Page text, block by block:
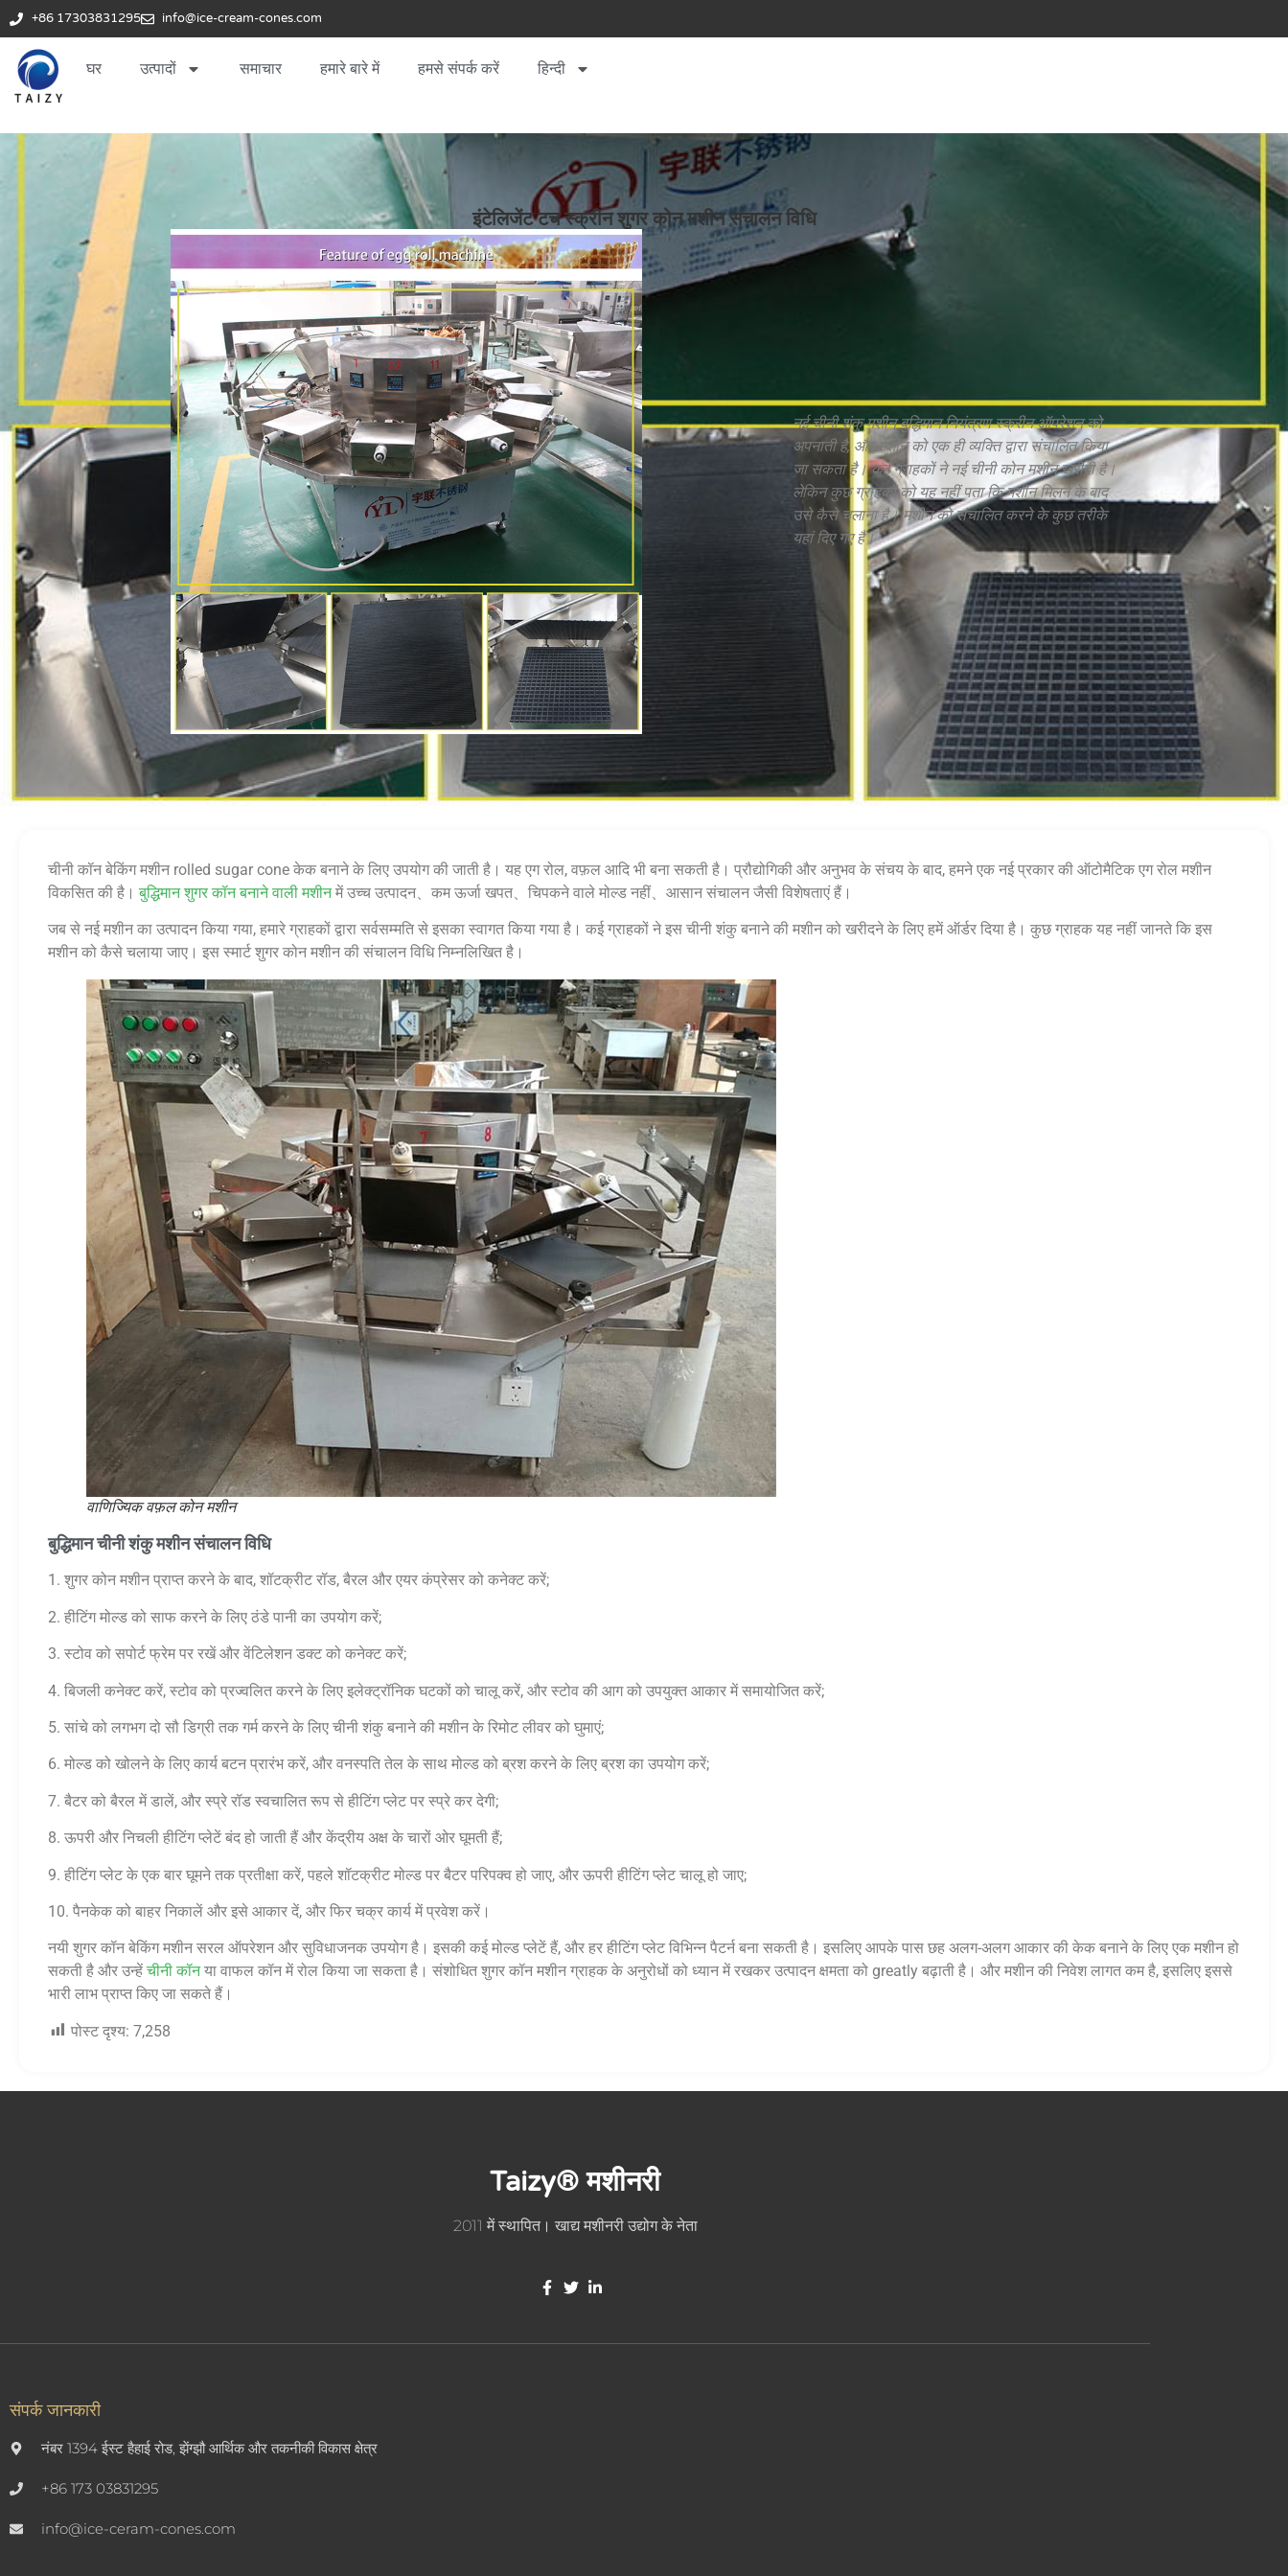
+86 17303831295 info@ice-cream-cones.com
घर उत्पादों समाचार हमारे बारे में हमसे संपर्क करें हिन्दी
इंटेलिजेंट टच स्क्रीन शुगर कोन मशीन संचालन विधि
नई चीनी शंकु मशीन बुद्धिमान नियंत्रण स्क्रीन ऑपरेशन को
अपनाती है, और मशीन को एक ही व्यक्ति द्वारा संचालित किया
जा सकता है। कई ग्राहकों ने नई चीनी कोन मशीन खरीदी है।
लेकिन कुछ ग्राहकों को यह नहीं पता कि मशीन मिलने के बाद
उसे कैसे चलाना है। मशीन को संचालित करने के कुछ तरीके
यहां दिए गए हैं।
चीनी कॉन बेकिंग मशीन rolled sugar cone केक बनाने के लिए उपयोग की जाती है। यह एग रोल, वफ़ल आदि भी बना सकती है। प्रौद्योगिकी और अनुभव के संचय के बाद, हमने एक नई प्रकार की ऑटोमैटिक एग रोल मशीन
विकसित की है।बुद्धिमान शुगर कॉन बनाने वाली मशीनमें उच्च उत्पादन、कम ऊर्जा खपत、चिपकने वाले मोल्ड नहीं、आसान संचालन जैसी विशेषताएं हैं।
जब से नई मशीन का उत्पादन किया गया, हमारे ग्राहकों द्वारा सर्वसम्मति से इसका स्वागत किया गया है। कई ग्राहकों ने इस चीनी शंकु बनाने की मशीन को खरीदने के लिए हमें ऑर्डर दिया है। कुछ ग्राहक यह नहीं जानते कि इस
मशीन को कैसे चलाया जाए। इस स्मार्ट शुगर कोन मशीन की संचालन विधि निम्नलिखित है।
वाणिज्यिक वफ़ल कोन मशीन
बुद्धिमान चीनी शंकु मशीन संचालन विधि
1. शुगर कोन मशीन प्राप्त करने के बाद, शॉटक्रीट रॉड, बैरल और एयर कंप्रेसर को कनेक्ट करें;
2. हीटिंग मोल्ड को साफ करने के लिए ठंडे पानी का उपयोग करें;
3. स्टोव को सपोर्ट फ्रेम पर रखें और वेंटिलेशन डक्ट को कनेक्ट करें;
4. बिजली कनेक्ट करें, स्टोव को प्रज्वलित करने के लिए इलेक्ट्रॉनिक घटकों को चालू करें, और स्टोव की आग को उपयुक्त आकार में समायोजित करें;
5. सांचे को लगभग दो सौ डिग्री तक गर्म करने के लिए चीनी शंकु बनाने की मशीन के रिमोट लीवर को घुमाएं;
6. मोल्ड को खोलने के लिए कार्य बटन प्रारंभ करें, और वनस्पति तेल के साथ मोल्ड को ब्रश करने के लिए ब्रश का उपयोग करें;
7. बैटर को बैरल में डालें, और स्प्रे रॉड स्वचालित रूप से हीटिंग प्लेट पर स्प्रे कर देगी;
8. ऊपरी और निचली हीटिंग प्लेटें बंद हो जाती हैं और केंद्रीय अक्ष के चारों ओर घूमती हैं;
9. हीटिंग प्लेट के एक बार घूमने तक प्रतीक्षा करें, पहले शॉटक्रीट मोल्ड पर बैटर परिपक्व हो जाए, और ऊपरी हीटिंग प्लेट चालू हो जाए;
10. पैनकेक को बाहर निकालें और इसे आकार दें, और फिर चक्र कार्य में प्रवेश करें।
नयी शुगर कॉन बेकिंग मशीन सरल ऑपरेशन और सुविधाजनक उपयोग है। इसकी कई मोल्ड प्लेटें हैं, और हर हीटिंग प्लेट विभिन्न पैटर्न बना सकती है। इसलिए आपके पास छह अलग-अलग आकार की केक बनाने के लिए एक मशीन हो
सकती है और उन्हेंचीनी कॉनया वाफल कॉन में रोल किया जा सकता है। संशोधित शुगर कॉन मशीन ग्राहक के अनुरोधों को ध्यान में रखकर उत्पादन क्षमता को greatly बढ़ाती है। और मशीन की निवेश लागत कम है, इसलिए इससे
भारी लाभ प्राप्त किए जा सकते हैं।
पोस्ट दृश्य: 7,258
Taizy® मशीनरी
2011 में स्थापित। खाद्य मशीनरी उद्योग के नेता
संपर्क जानकारी
नंबर 1394 ईस्ट हैहाई रोड, झेंग्झौ आर्थिक और तकनीकी विकास क्षेत्र
+86 173 03831295
info@ice-ceram-cones.com